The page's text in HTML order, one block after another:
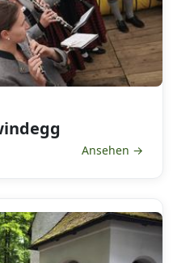
Ansehen →